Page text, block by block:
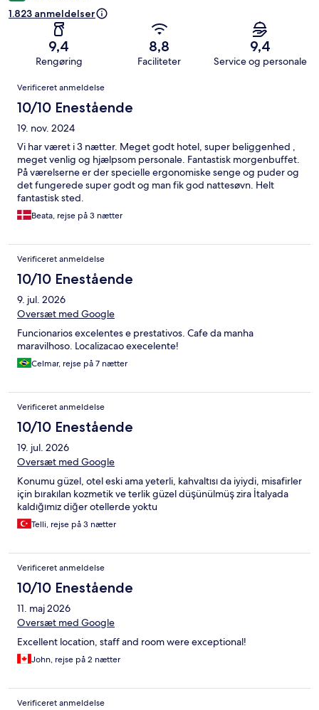
1.823 anmeldelser
9,4
Rengøring
8,8
Faciliteter
9,4
Service og personale
Anmeldelser
Verificeret anmeldelse
10/10 Enestående
19. nov. 2024
Vi har været i 3 nætter. Meget godt hotel, super beliggenhed ,
meget venlig og hjælpsom personale. Fantastisk morgenbuffet.
På værelserne er der specielle ergonomiske senge og puder og
det fungerede super godt og man fik god nattesøvn. Helt
fantastisk sted.
Beata, rejse på 3 nætter
Verificeret anmeldelse
10/10 Enestående
9. jul. 2026
Oversæt med Google
Funcionarios excelentes e prestativos. Cafe da manha
maravilhoso. Localizacao execelente!
Celmar, rejse på 7 nætter
Verificeret anmeldelse
10/10 Enestående
19. jul. 2026
Oversæt med Google
Konumu güzel, otel eski ama yeterli, kahvaltısı da iyiydi, misafirler
için bırakılan kozmetik ve terlik güzel düşünülmüş zira İtalyada
kaldığımız diğer otellerde yoktu
Telli, rejse på 3 nætter
Verificeret anmeldelse
10/10 Enestående
11. maj 2026
Oversæt med Google
Excellent location, staff and room were exceptional!
John, rejse på 2 nætter
Verificeret anmeldelse